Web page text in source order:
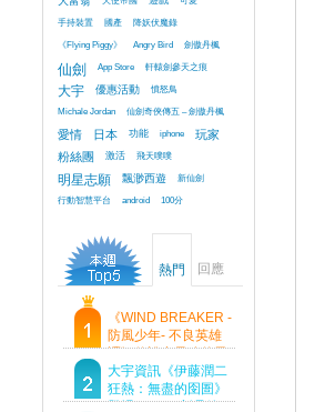
手持裝置
國產
降妖伏魔錄
《Flying Piggy》
Angry Bird 劍傲丹楓
仙劍 App Store 軒轅劍參天之痕
大宇 優惠活動
憤怒鳥
Michale Jordan
仙劍奇俠傳五 – 劍傲丹楓
愛情 日本 功能 iphone
玩家
粉絲團
激活 飛天噗噗
明星志願 飄渺西遊
新仙劍
行動智慧平台
android 100分
熱門 回應
《WIND BREAKER -
防風少年- 不良英雄
譚》傳說中最強的男
人現身！即將顛覆風
鈴高中！
大宇資訊《伊藤潤二
狂熱：無盡的囹圄》
登場 Steam 新品節